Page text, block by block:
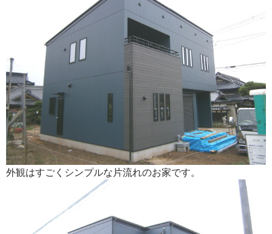
外観はすごくシンプルな片流れのお家です。